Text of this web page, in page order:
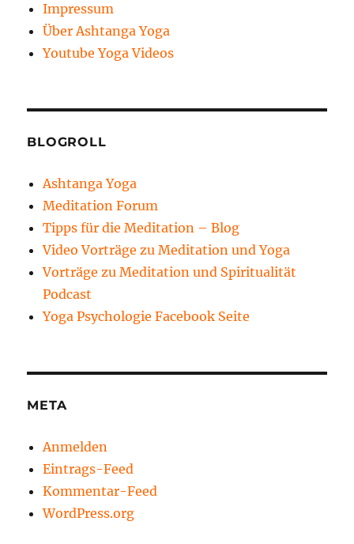
Impressum
Über Ashtanga Yoga
Youtube Yoga Videos
BLOGROLL
Ashtanga Yoga
Meditation Forum
Tipps für die Meditation – Blog
Video Vorträge zu Meditation und Yoga
Vorträge zu Meditation und Spiritualität
Podcast
Yoga Psychologie Facebook Seite
META
Anmelden
Eintrags-Feed
Kommentar-Feed
WordPress.org